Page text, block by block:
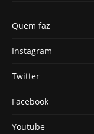
Quem faz
Instagram
Twitter
Facebook
Youtube